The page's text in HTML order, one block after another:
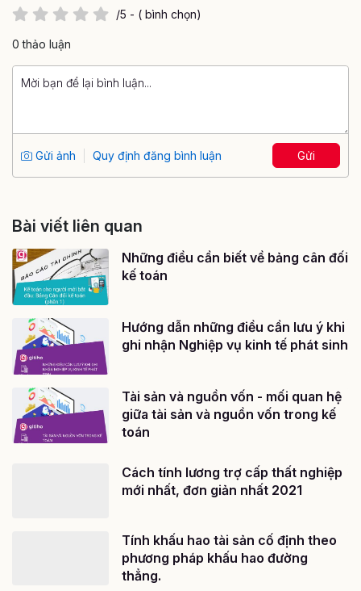
/5 - ( bình chọn)
0 thảo luận
Gửi ảnh Quy định đăng bình luận Gửi
Bài viết liên quan
Những điều cần biết về bảng cân đối
kế toán
Hướng dẫn những điều cần lưu ý khi
ghi nhận Nghiệp vụ kinh tế phát sinh
Tài sản và nguồn vốn - mối quan hệ
giữa tài sản và nguồn vốn trong kế
toán
Cách tính lương trợ cấp thất nghiệp
mới nhất, đơn giản nhất 2021
Tính khấu hao tài sản cố định theo
phương pháp khấu hao đường
thẳng.